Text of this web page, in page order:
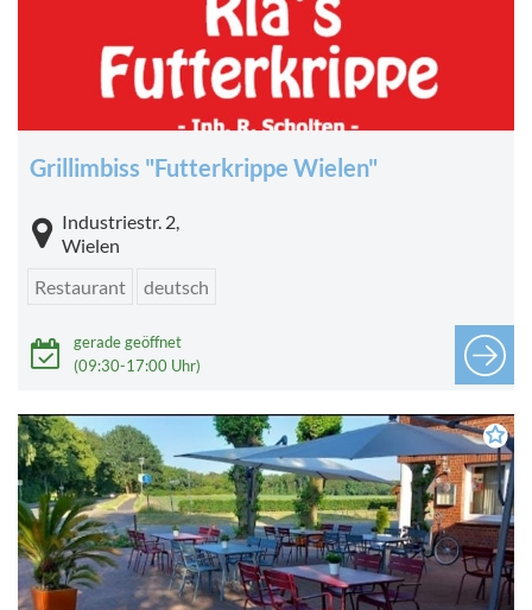
Grillimbiss "Futterkrippe Wielen"
Industriestr. 2,
Wielen
Restaurant
deutsch
gerade geöffnet
(09:30-17:00 Uhr)